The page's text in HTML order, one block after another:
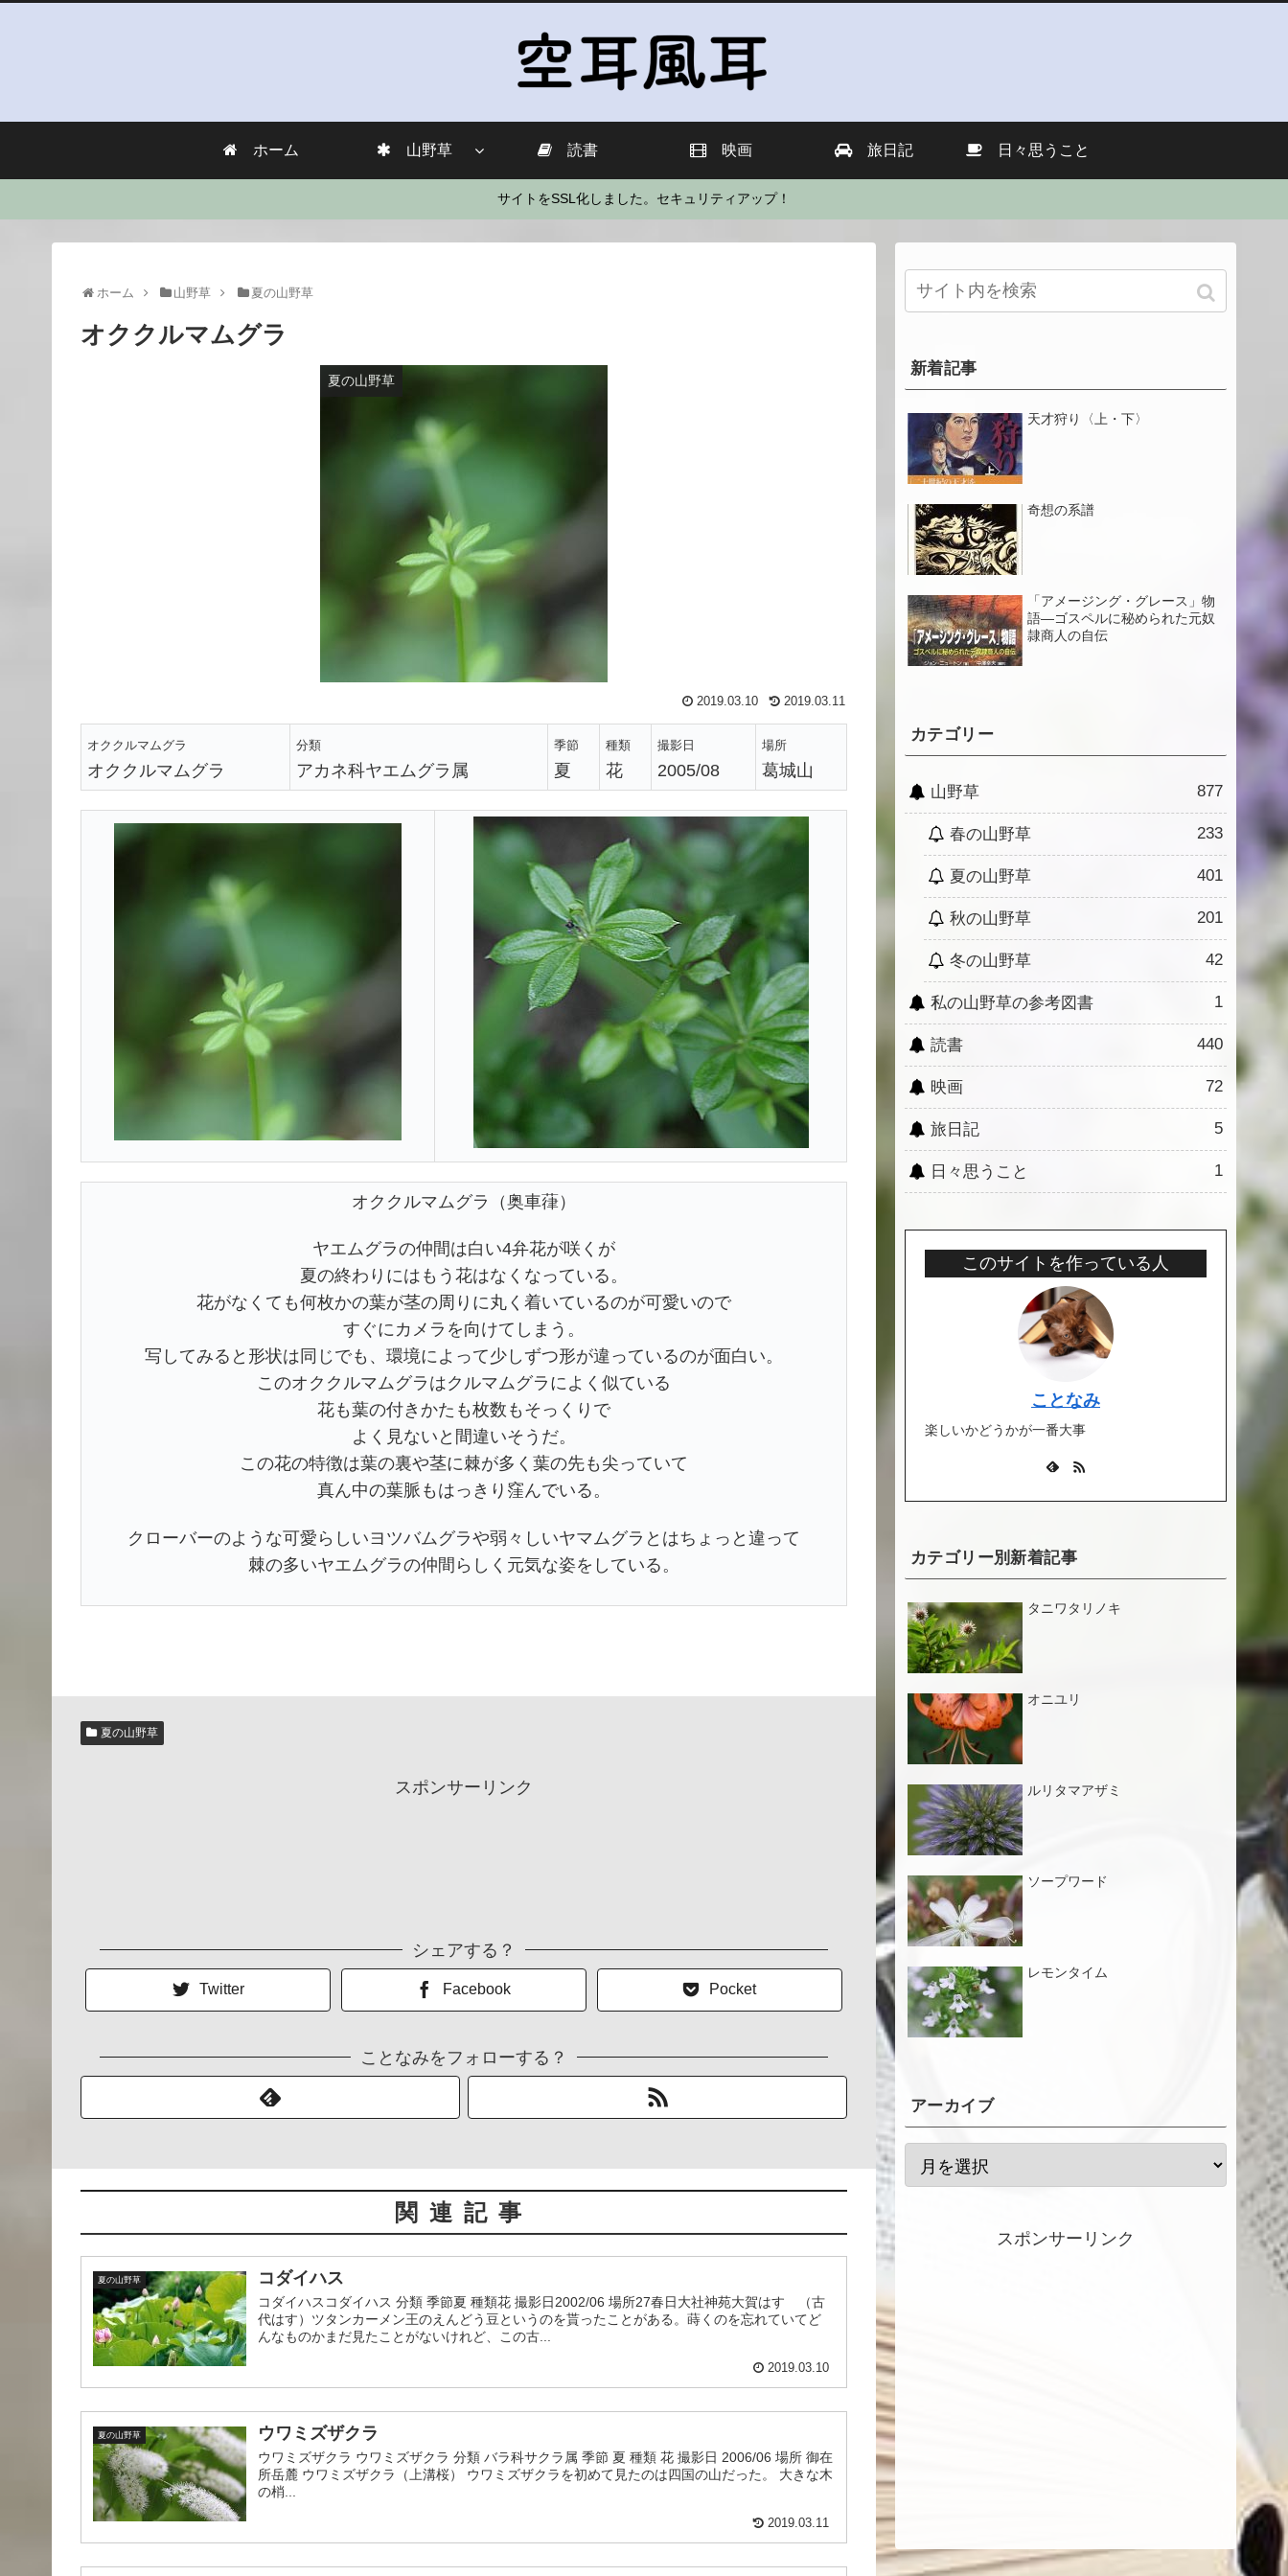
ホーム 山野草 読書 映画 旅日記 日々思うこと
サイトをSSL化しました。セキュリティアップ！
ホーム 山野草 夏の山野草
オククルマムグラ
夏の山野草
2019.03.10 2019.03.11
オククルマムグラ
オククルマムグラ
分類
アカネ科ヤエムグラ属
季節
夏
種類
花
撮影日
2005/08
場所
葛城山
オククルマムグラ（奥車葎）
ヤエムグラの仲間は白い4弁花が咲くが
夏の終わりにはもう花はなくなっている。
花がなくても何枚かの葉が茎の周りに丸く着いているのが可愛いので
すぐにカメラを向けてしまう。
写してみると形状は同じでも、環境によって少しずつ形が違っているのが面白い。
このオククルマムグラはクルマムグラによく似ている
花も葉の付きかたも枚数もそっくりで
よく見ないと間違いそうだ。
この花の特徴は葉の裏や茎に棘が多く葉の先も尖っていて
真ん中の葉脈もはっきり窪んでいる。
クローバーのような可愛らしいヨツバムグラや弱々しいヤマムグラとはちょっと違って
棘の多いヤエムグラの仲間らしく元気な姿をしている。
夏の山野草
スポンサーリンク
シェアする？
Twitter Facebook Pocket
ことなみをフォローする？
関連記事
夏の山野草 コダイハス
コダイハスコダイハス 分類 季節夏 種類花 撮影日2002/06 場所27春日大社神苑大賀はす （古
代はす）ツタンカーメン王のえんどう豆というのを貰ったことがある。蒔くのを忘れていてど
んなものかまだ見たことがないけれど、この古...
2019.03.10
夏の山野草 ウワミズザクラ
ウワミズザクラ ウワミズザクラ 分類 バラ科サクラ属 季節 夏 種類 花 撮影日 2006/06 場所 御在
所岳麓 ウワミズザクラ（上溝桜） ウワミズザクラを初めて見たのは四国の山だった。 大きな木
の梢...
2019.03.11
新着記事
天才狩り〈上・下〉
奇想の系譜
「アメージング・グレース」物
語―ゴスペルに秘められた元奴
隷商人の自伝
カテゴリー
山野草 877
春の山野草 233
夏の山野草 401
秋の山野草 201
冬の山野草 42
私の山野草の参考図書 1
読書 440
映画 72
旅日記 5
日々思うこと 1
このサイトを作っている人
ことなみ
楽しいかどうかが一番大事
カテゴリー別新着記事
タニワタリノキ
オニユリ
ルリタマアザミ
ソープワード
レモンタイム
アーカイブ
スポンサーリンク